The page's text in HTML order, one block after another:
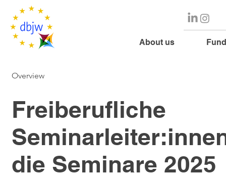
About us
Overview
Freiberufliche
die Seminare 2025